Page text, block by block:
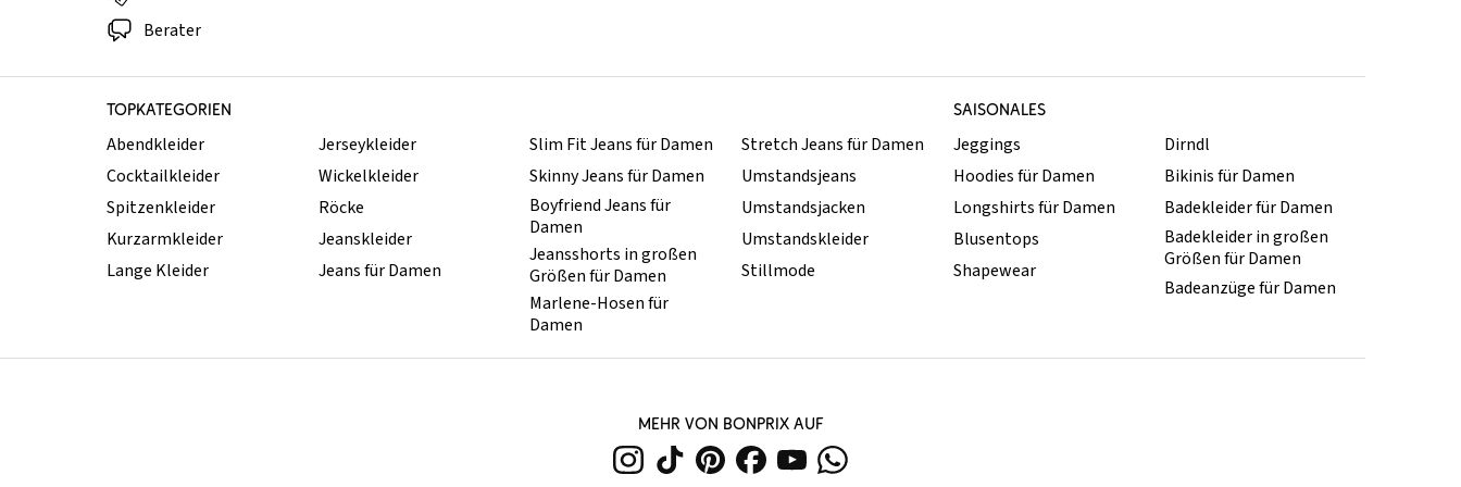
Berater
TOPKATEGORIEN SAISONALES
Abendkleider
Cocktailkleider
Spitzenkleider
Kurzarmkleider
Lange Kleider
Jerseykleider
Wickelkleider
Röcke
Jeanskleider
Jeans für Damen
Slim Fit Jeans für Damen
Skinny Jeans für Damen
Boyfriend Jeans für
Damen
Jeansshorts in großen
Größen für Damen
Marlene-Hosen für
Damen
Stretch Jeans für Damen
Umstandsjeans
Umstandsjacken
Umstandskleider
Stillmode
Jeggings
Hoodies für Damen
Longshirts für Damen
Blusentops
Shapewear
Dirndl
Bikinis für Damen
Badekleider für Damen
Badekleider in großen
Größen für Damen
Badeanzüge für Damen
MEHR VON BONPRIX AUF